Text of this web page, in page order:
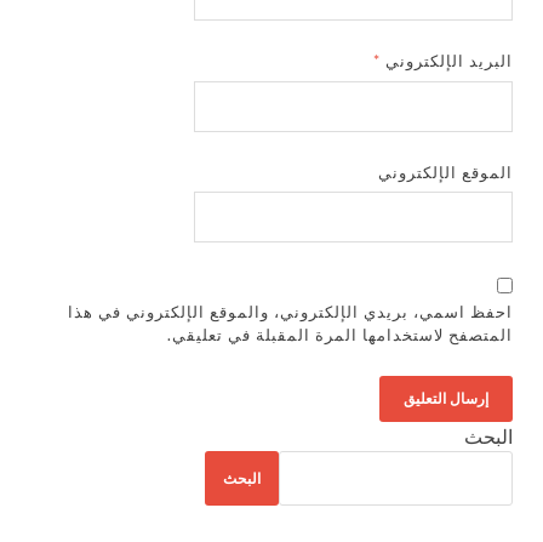
البريد الإلكتروني *
الموقع الإلكتروني
احفظ اسمي، بريدي الإلكتروني، والموقع الإلكتروني في هذا
المتصفح لاستخدامها المرة المقبلة في تعليقي.
البحث
البحث